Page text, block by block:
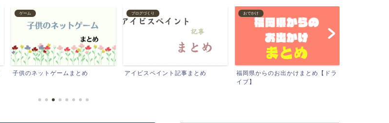
ゲーム
子供のネットゲームまとめ
ブログづくり
アイビスペイント記事まとめ
おでかけ
福岡県からのお出かけまとめ【ドラ
イブ】